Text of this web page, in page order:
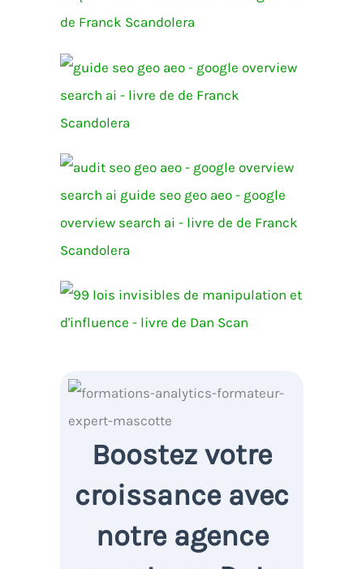
Boostez votre
croissance avec
notre agence